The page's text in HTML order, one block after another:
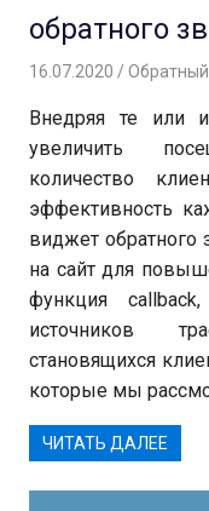
обратного
16.07.2020 Вероника
Обратный
Внедряя те или
увеличить
количество
эффективность
виджет обратного
на сайт для
функция
источников
становящихся
которые мы
ЧИТАТЬ ДАЛЕЕ